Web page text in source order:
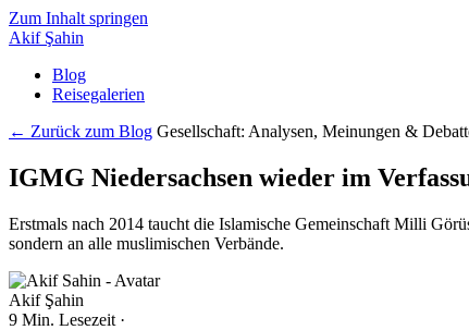
Zum Inhalt springen
Akif Şahin
Blog
Reisegalerien
← Zurück zum Blog Gesellschaft: Analysen, Meinungen &
IGMG Niedersachsen wieder im
Erstmals nach 2014 taucht die Islamische Gemeinschaft Milli
sondern an alle muslimischen Verbände.
Akif Şahin
9 Min. Lesezeit ·